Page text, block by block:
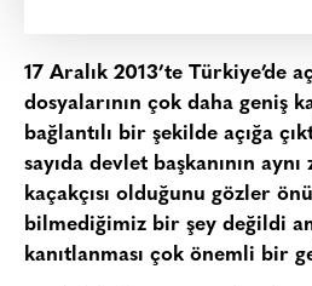
17 Aralık 2013’te Türkiye’de
dosyalarının çok daha geniş
bağlantılı bir şekilde açığa
sayıda devlet başkanının
kaçakçısı olduğunu gözler
bilmediğimiz bir şey değildi
kanıtlanması çok önemli bir